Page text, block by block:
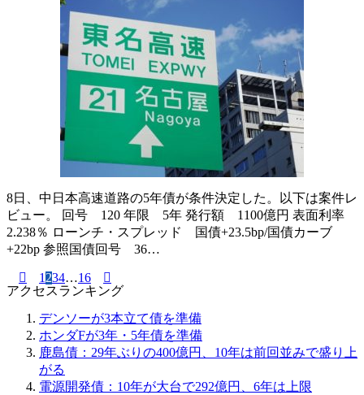
8日、中日本高速道路の5年債が条件決定した。以下は案件レ
ビュー。 回号 120 年限 5年 発行額 1100億円 表面利率
2.238％ ローンチ・スプレッド 国債+23.5bp/国債カーブ
+22bp 参照国債回号 36…
投
1 234…16
アクセスランキング
デンソーが3本立て債を準備
ホンダFが3年・5年債を準備
鹿島債：29年ぶりの400億円、10年は前回並みで盛り上
がる
電源開発債：10年が大台で292億円、6年は上限